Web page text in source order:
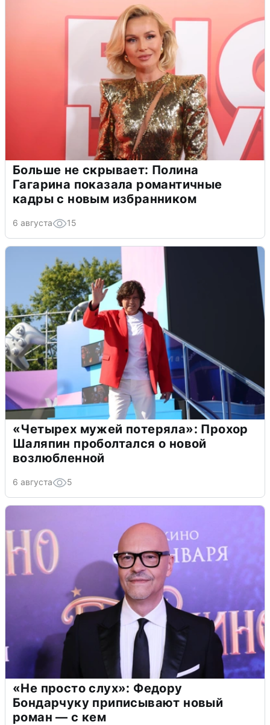
Больше не скрывает: Полина
Гагарина показала романтичные
кадры с новым избранником
6 августа 15
«Четырех мужей потеряла»: Прохор
Шаляпин проболтался о новой
возлюбленной
6 августа 5
«Не просто слух»: Федору
Бондарчуку приписывают новый
роман — с кем